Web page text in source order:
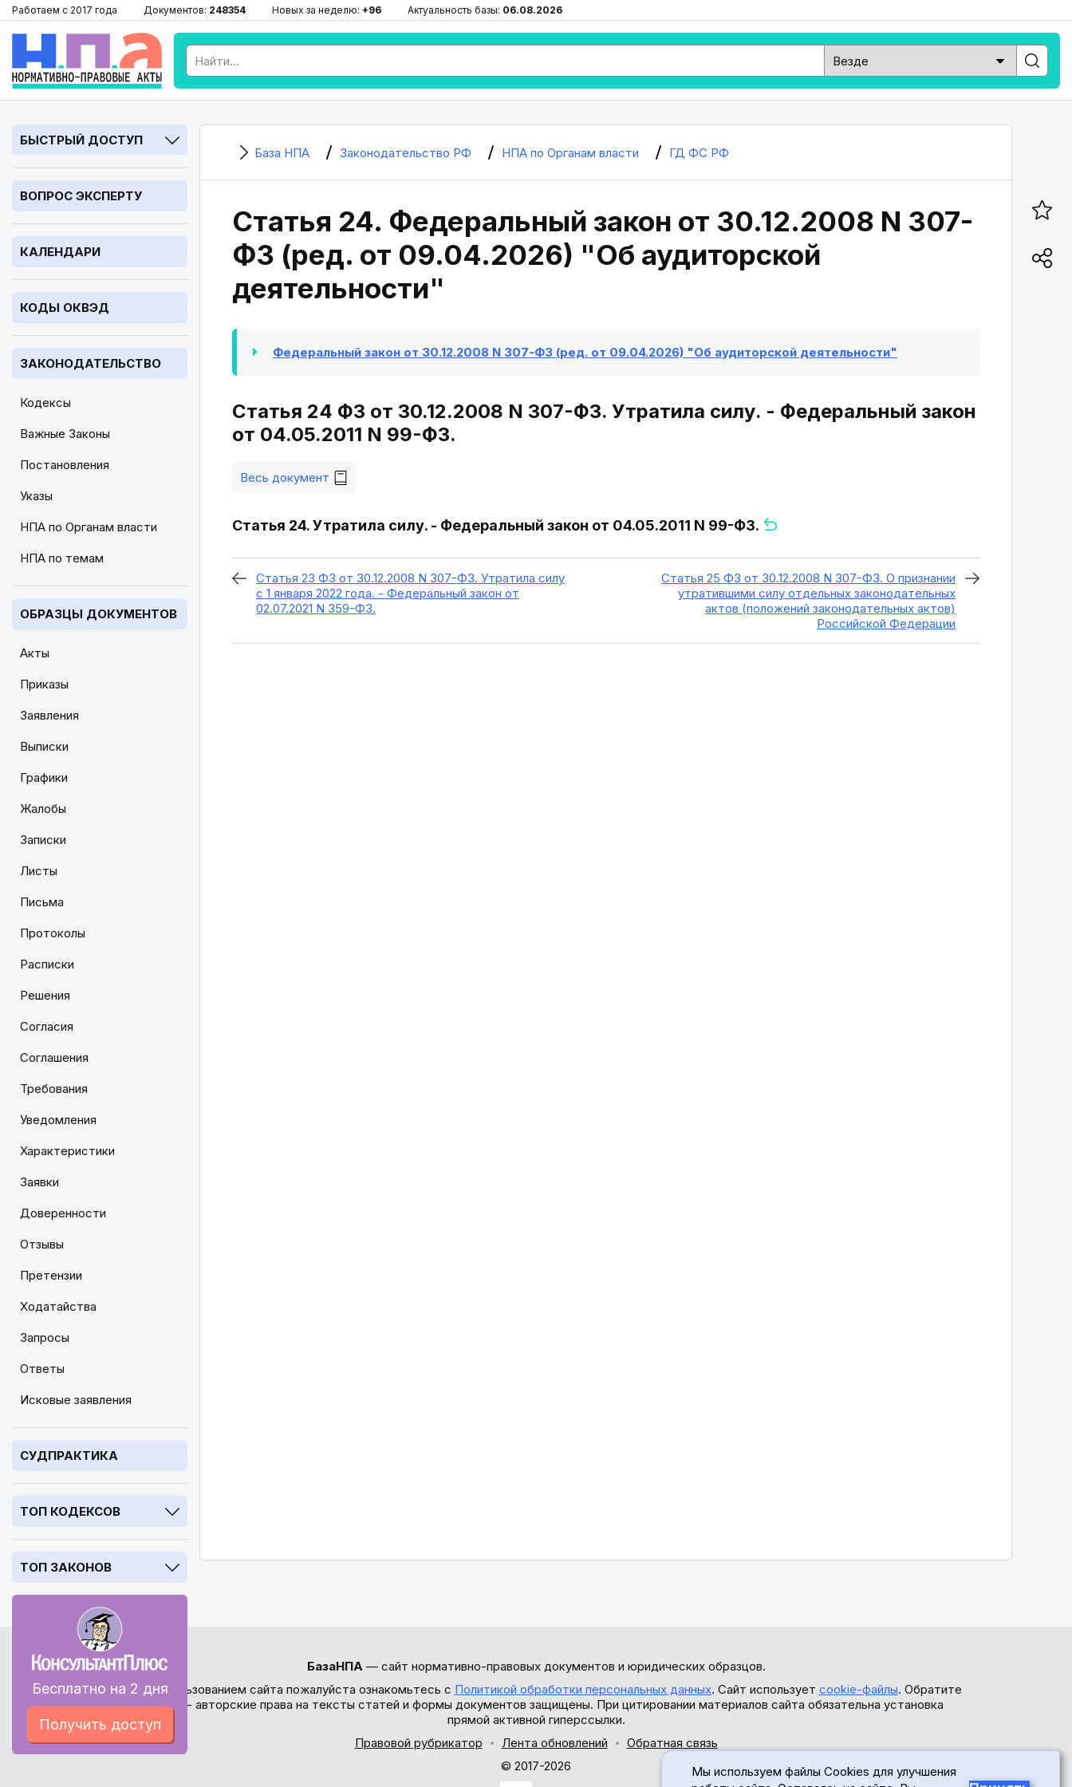
Работаем с 2017 года Документов: 248354 Новых за неделю: +96 Актуальность базы: 06.08.2026
БЫСТРЫЙ ДОСТУП
ВОПРОС ЭКСПЕРТУ
КАЛЕНДАРИ
КОДЫ ОКВЭД
ЗАКОНОДАТЕЛЬСТВО
Кодексы
Важные Законы
Постановления
Указы
НПА по Органам власти
НПА по темам
ОБРАЗЦЫ ДОКУМЕНТОВ
Акты
Приказы
Заявления
Выписки
Графики
Жалобы
Записки
Листы
Письма
Протоколы
Расписки
Решения
Согласия
Соглашения
Требования
Уведомления
Характеристики
Заявки
Доверенности
Отзывы
Претензии
Ходатайства
Запросы
Ответы
Исковые заявления
СУДПРАКТИКА
ТОП КОДЕКСОВ
ТОП ЗАКОНОВ
Бесплатно на 2 дня
Получить доступ
База НПА Законодательство РФ НПА по Органам власти ГД ФС РФ
Статья 24. Федеральный закон от 30.12.2008 N 307-
ФЗ (ред. от 09.04.2026) "Об аудиторской
деятельности"
Федеральный закон от 30.12.2008 N 307-ФЗ (ред. от 09.04.2026) "Об аудиторской деятельности"
Статья 24 ФЗ от 30.12.2008 N 307-ФЗ. Утратила силу. - Федеральный закон
от 04.05.2011 N 99-ФЗ.
Весь документ
Статья 24. Утратила силу. - Федеральный закон от 04.05.2011 N 99-ФЗ.
Статья 23 ФЗ от 30.12.2008 N 307-ФЗ. Утратила силу
с 1 января 2022 года. - Федеральный закон от
02.07.2021 N 359-ФЗ.
Статья 25 ФЗ от 30.12.2008 N 307-ФЗ. О признании
утратившими силу отдельных законодательных
актов (положений законодательных актов)
Российской Федерации
БазаНПА— сайт нормативно-правовых документов и юридических образцов.
Перед использованием сайта пожалуйста ознакомьтесь с Политикой обработки персональных данных. Сайт использует cookie-файлы. Обратите
внимание - авторские права на тексты статей и формы документов защищены. При цитировании материалов сайта обязательна установка
прямой активной гиперссылки.
Правовой рубрикатор
Лента обновлений
Обратная связь
© 2017-2026
Мы используем файлы Cookies для улучшения